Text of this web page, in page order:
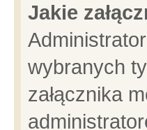
Jakie
wybranych
załącznika